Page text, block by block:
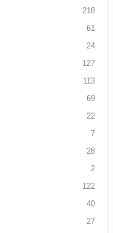
218
61
24
127
113
69
22
7
28
2
122
40
27